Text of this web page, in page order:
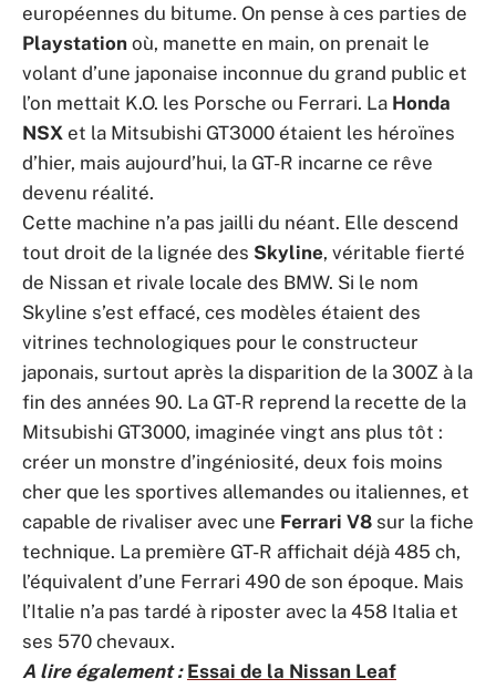
européennes du bitume. On pense à ces parties de
Playstation où, manette en main, on prenait le
volant d’une japonaise inconnue du grand public et
l’on mettait K.O. les Porsche ou Ferrari. La Honda
NSX et la Mitsubishi GT3000 étaient les héroïnes
d’hier, mais aujourd’hui, la GT-R incarne ce rêve
devenu réalité.
Cette machine n’a pas jailli du néant. Elle descend
tout droit de la lignée des Skyline, véritable fierté
de Nissan et rivale locale des BMW. Si le nom
Skyline s’est effacé, ces modèles étaient des
vitrines technologiques pour le constructeur
japonais, surtout après la disparition de la 300Z à la
fin des années 90. La GT-R reprend la recette de la
Mitsubishi GT3000, imaginée vingt ans plus tôt :
créer un monstre d’ingéniosité, deux fois moins
cher que les sportives allemandes ou italiennes, et
capable de rivaliser avec une Ferrari V8 sur la fiche
technique. La première GT-R affichait déjà 485 ch,
l’équivalent d’une Ferrari 490 de son époque. Mais
l’Italie n’a pas tardé à riposter avec la 458 Italia et
ses 570 chevaux.
A lire également : Essai de la Nissan Leaf